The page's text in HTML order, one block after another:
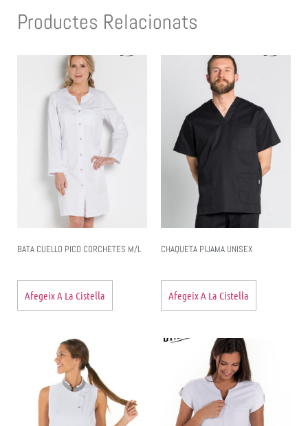
Productes Relacionats
BATA CUELLO PICO CORCHETES M/L
Afegeix A La Cistella
CHAQUETA PIJAMA UNISEX
Afegeix A La Cistella